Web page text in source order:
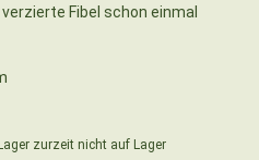
Fibel schon einmal
zurzeit nicht auf Lager